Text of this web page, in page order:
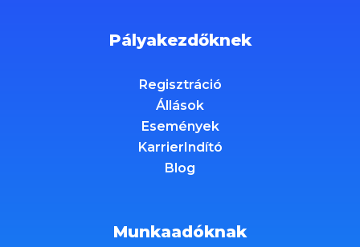
Pályakezdőknek
Regisztráció
Állások
Események
KarrierIndító
Blog
Munkaadóknak